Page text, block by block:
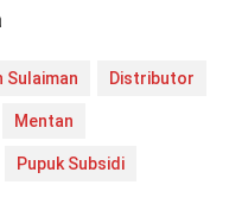
Sulaiman Distributor
Mentan
Pupuk Subsidi